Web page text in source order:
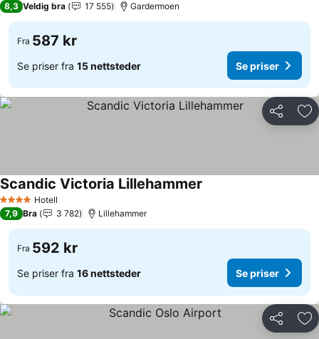
8,3 Veldig bra 17 555 Gardermoen
Fra 587 kr
Se priser fra 15 nettsteder Se priser
Del
4 StjernerHotell
Scandic Victoria Lillehammer
7,9 Bra 3 782 Lillehammer
Fra 592 kr
Se priser fra 16 nettsteder Se priser
Del